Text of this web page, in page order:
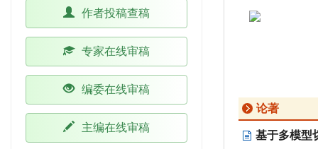
论著
基于多模型
作者投稿查稿
专家在线审稿
编委在线审稿
主编在线审稿